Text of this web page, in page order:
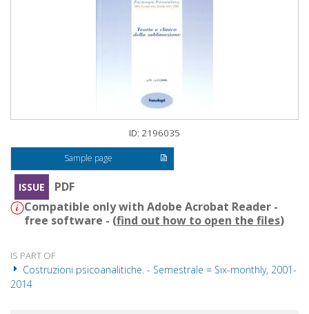
ID: 2196035
Sample page
ISSUE
PDF
Compatible only with Adobe Acrobat Reader -
free software - (find out how to open the files)
IS PART OF
Costruzioni psicoanalitiche. - Semestrale = Six-monthly, 2001-
2014